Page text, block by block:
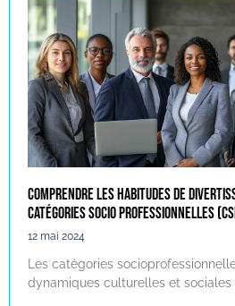
Comprendre les habitudes de
Catégories Socio Professionnelles
12 mai 2024
Les catégories
dynamiques culturelles et sociales